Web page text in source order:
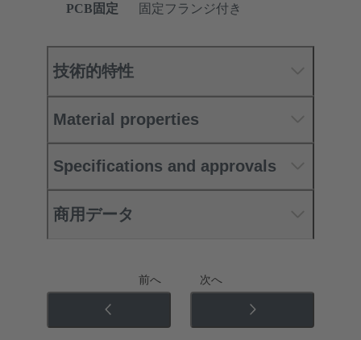
PCB固定 固定フランジ付き
技術的特性
Material properties
Specifications and approvals
商用データ
前へ 次へ